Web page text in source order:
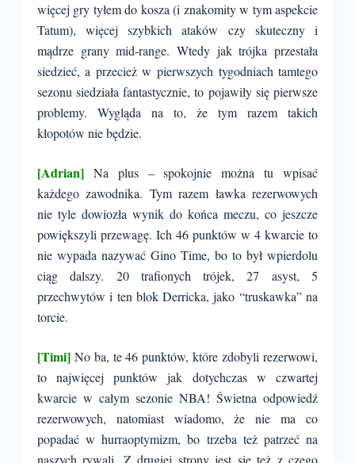
więcej gry tyłem do kosza (i znakomity w tym aspekcie
Tatum), więcej szybkich ataków czy skuteczny i
mądrze grany mid-range. Wtedy jak trójka przestała
siedzieć, a przecież w pierwszych tygodniach tamtego
sezonu siedziała fantastycznie, to pojawiły się pierwsze
problemy. Wygląda na to, że tym razem takich
kłopotów nie będzie.
[Adrian] Na plus – spokojnie można tu wpisać
każdego zawodnika. Tym razem ławka rezerwowych
nie tyle dowiozła wynik do końca meczu, co jeszcze
powiększyli przewagę. Ich 46 punktów w 4 kwarcie to
nie wypada nazywać Gino Time, bo to był wpierdolu
ciąg dalszy. 20 trafionych trójek, 27 asyst, 5
przechwytów i ten blok Derricka, jako “truskawka” na
torcie.
[Timi] No ba, te 46 punktów, które zdobyli rezerwowi,
to najwięcej punktów jak dotychczas w czwartej
kwarcie w całym sezonie NBA! Świetna odpowiedź
rezerwowych, natomiast wiadomo, że nie ma co
popadać w hurraoptymizm, bo trzeba też patrzeć na
naszych rywali. Z drugiej strony jest się też z czego